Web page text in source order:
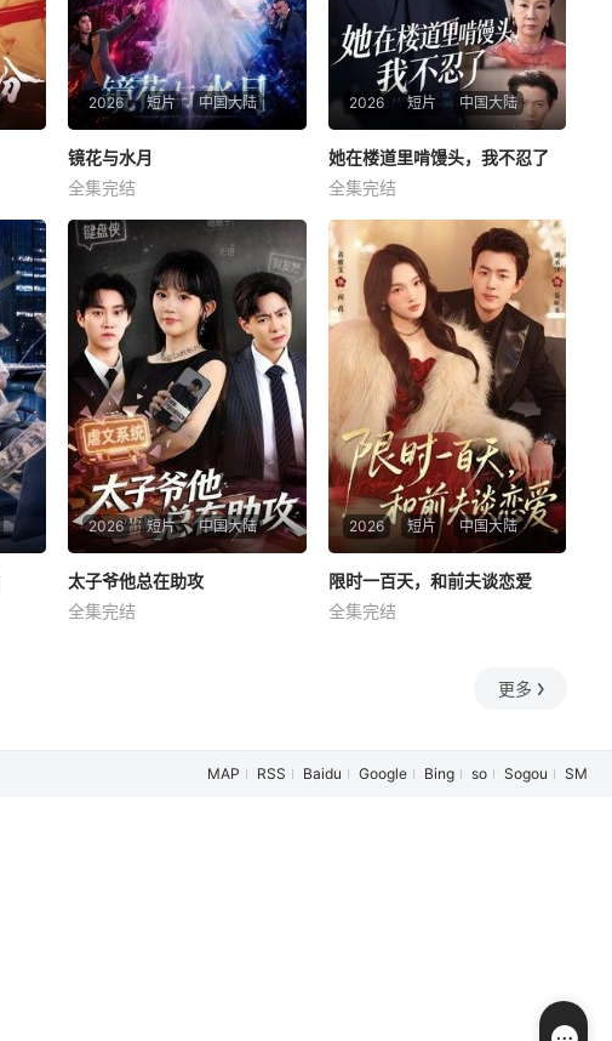
2026 短片 中国大陆
镜花与水月
蒙恩
暂无简介
镜花与水月
全集完结
2026 短片 中国大陆
她在楼道里啃馒头，我不忍了
姚睿
暂无简介
她在楼道里啃馒头，我不忍了
全集完结
2026 短片 中国大陆
太子爷他总在助攻
程妤
太子爷他总在助攻
全集完结
2026 短片 中国大陆
限时一百天，和前夫谈恋爱
黄雅雯
限时一百天，和前夫谈恋爱
全集完结
更多
MAP RSS Baidu Google Bing so Sogou SM